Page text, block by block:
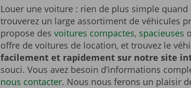
Louer une voiture : rien de plus simple quand
trouverez un large assortiment de véhicules
propose des voitures compactes, spacieuses
offre de voitures de location, et trouvez le
facilement et rapidement sur notre site
souci. Vous avez besoin d’informations
nous contacter. Nous nous ferons un plaisir